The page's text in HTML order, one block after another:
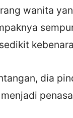
wanita
dia